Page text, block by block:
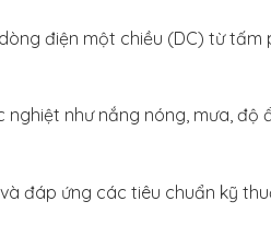
điện một chiều (DC) từ tấm
như nắng nóng, mưa, độ
đáp ứng các tiêu chuẩn kỹ